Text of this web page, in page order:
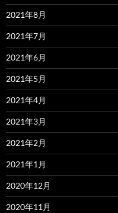
2021年8月
2021年7月
2021年6月
2021年5月
2021年4月
2021年3月
2021年2月
2021年1月
2020年12月
2020年11月